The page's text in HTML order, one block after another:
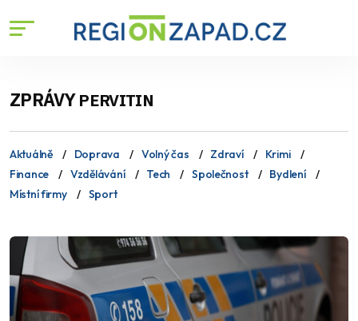
ZPRÁVYPERVITIN
Aktuálně Doprava Volný čas Zdraví
Krimi
Finance
Vzdělávání Tech Společnost
Bydlení
Místní firmy
Sport